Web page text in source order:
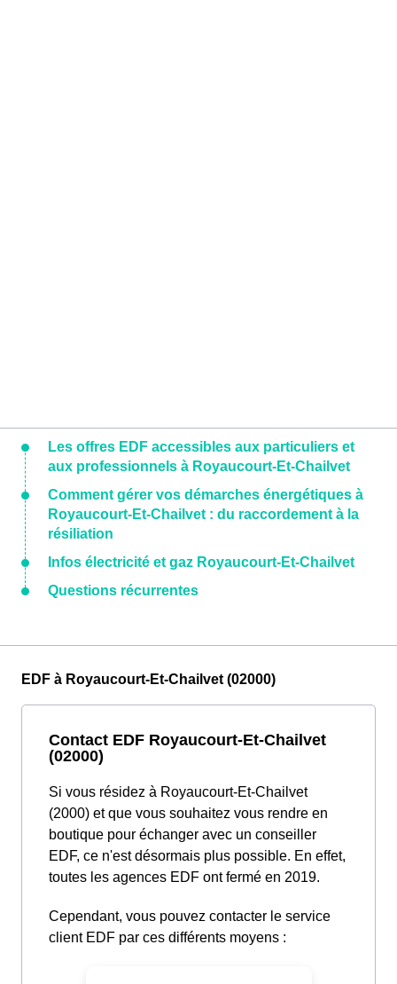
Les offres EDF accessibles aux particuliers et
aux professionnels à Royaucourt-Et-Chailvet
Comment gérer vos démarches énergétiques à
Royaucourt-Et-Chailvet : du raccordement à la
résiliation
Infos électricité et gaz Royaucourt-Et-Chailvet
Questions récurrentes
EDF à Royaucourt-Et-Chailvet (02000)
Contact EDF Royaucourt-Et-Chailvet
(02000)
Si vous résidez à Royaucourt-Et-Chailvet
(2000) et que vous souhaitez vous rendre en
boutique pour échanger avec un conseiller
EDF, ce n'est désormais plus possible. En effet,
toutes les agences EDF ont fermé en 2019.
Cependant, vous pouvez contacter le service
client EDF par ces différents moyens :